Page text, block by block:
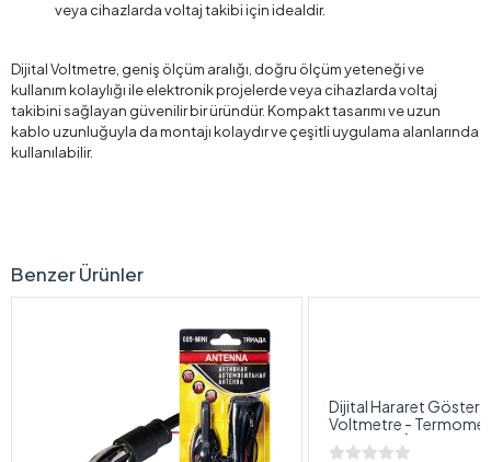
veya cihazlarda voltaj takibi için idealdir.
Dijital Voltmetre, geniş ölçüm aralığı, doğru ölçüm yeteneği ve
kullanım kolaylığı ile elektronik projelerde veya cihazlarda voltaj
takibini sağlayan güvenilir bir üründür. Kompakt tasarımı ve uzun
kablo uzunluğuyla da montajı kolaydır ve çeşitli uygulama alanlarında
kullanılabilir.
Benzer Ürünler
Dijital Hararet
Voltmetre -
Voltmetre İkisi Bir